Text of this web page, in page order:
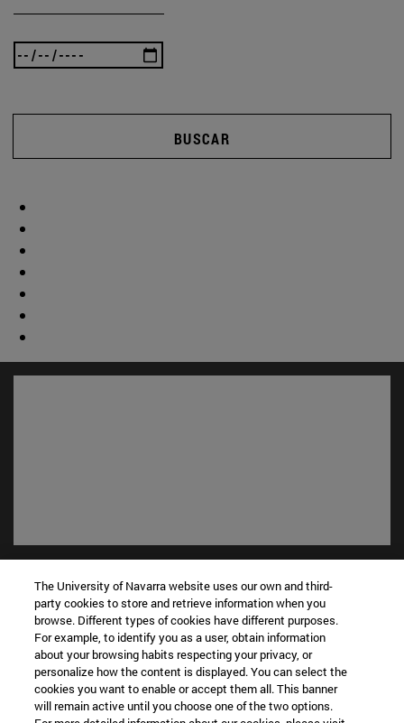
BUSCAR
Biblioteca(abre en nueva ventana)
Mi correo(abre en nueva ventana)
Aula virtual ADI(abre en nueva ventana)
Búsqueda de personas(abre en nueva ventana)
Trabaja con nosotros(abre en nueva ventana)
Información
The University of Navarra website uses our own and third-
party cookies to store and retrieve information when you
browse. Different types of cookies have different purposes.
For example, to identify you as a user, obtain information
about your browsing habits respecting your privacy, or
personalize how the content is displayed. You can select the
cookies you want to enable or accept them all. This banner
will remain active until you choose one of the two options.